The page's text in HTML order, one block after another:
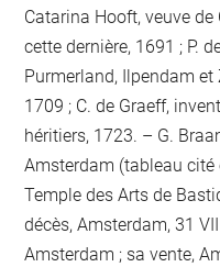
Catarina Hooft, veuve
cette dernière, 1691 ; P.
Purmerland, Ilpendam
1709 ; C. de Graeff,
héritiers, 1723. – G.
Amsterdam (tableau
Temple des Arts de
décès, Amsterdam, 31
Amsterdam ; sa vente,